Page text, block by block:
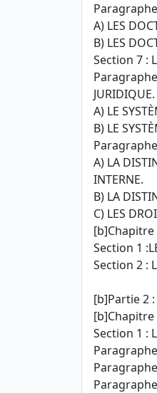
Paragraphe
A) LES
B) LES
Section 7 :
Paragraphe
JURIDIQUE.
A) LE
B) LE
Paragraphe
A) LA
INTERNE.
B) LA
C) LES
[b]Chapitre
Section 1
Section 2 :
[b]Partie 2 :
[b]Chapitre
Section 1 :
Paragraphe
Paragraphe
Paragraphe